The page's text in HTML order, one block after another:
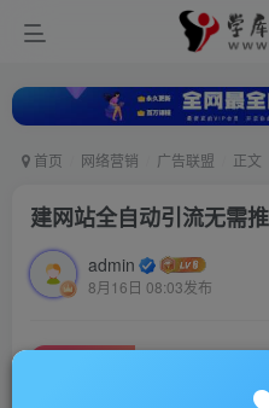
首页 网络营销 广告联盟 正文
建网站全自动引流无需
admin
8月16日 08:03发布
建网站全自动引流无需推广，
付费资源